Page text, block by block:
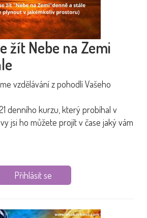
žít Nebe na Zemi
vzdělávání z pohodlí Vašeho
denního kurzu, který probíhal v
jsi ho můžete projít v čase jaký vám
Přihlásit se